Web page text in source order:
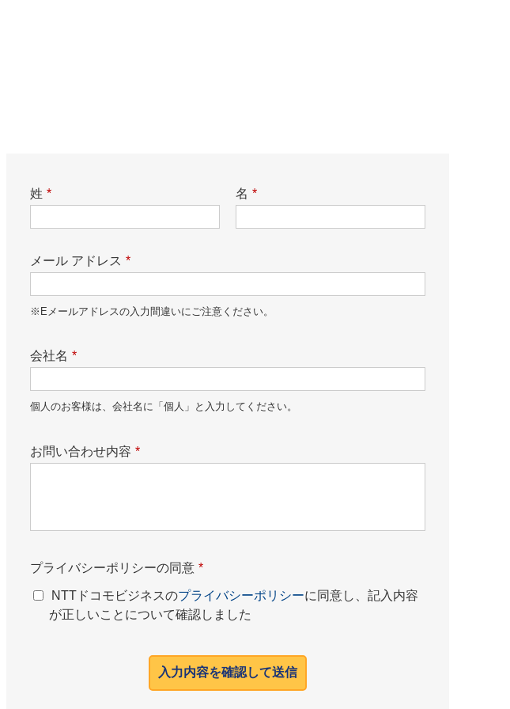
*
姓 *
名
*
メール アドレス
※Eメールアドレスの入力間違いにご注意ください。
*
会社名
個人のお客様は、会社名に「個人」と入力してください。
*
お問い合わせ内容
*
プライバシーポリシーの同意
NTTドコモビジネスのプライバシーポリシーに同意し、記入内容
が正しいことについて確認しました
入力内容を確認して送信